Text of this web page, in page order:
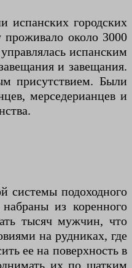
испанских городских
проживало около 3000
испанским
и завещания.
присутствием. Были
мерседерианцев и
системы подоходного
из коренного
тысяч мужчин, что
на рудниках, где
ее на поверхность в
их по шатким